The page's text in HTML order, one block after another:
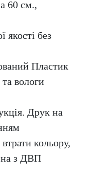
60 см.,
якості без
Пластик
вологи
Друк на
кольору,
з ДВП